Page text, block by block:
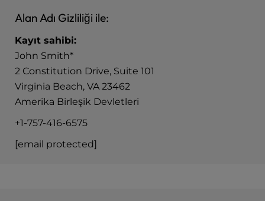
Alan Adı Gizliliği ile:
Kayıt sahibi:
John Smith*
2 Constitution Drive, Suite 101
Virginia Beach, VA 23462
Amerika Birleşik Devletleri
+1-757-416-6575
[email protected]